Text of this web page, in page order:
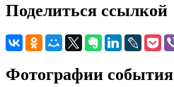
Поделиться ссылкой
Фотографии события